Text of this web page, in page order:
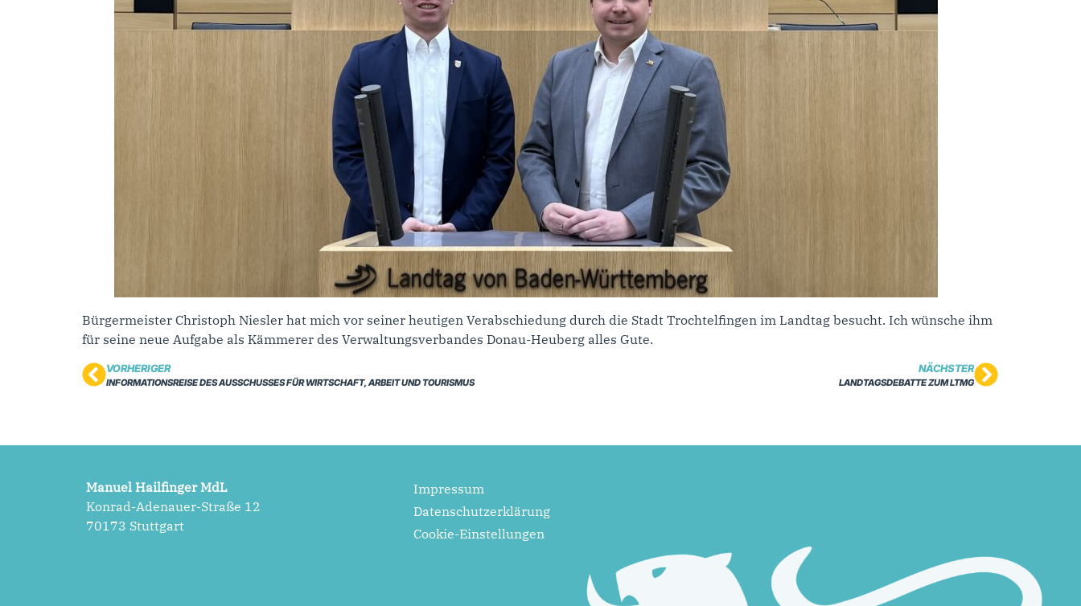
Bürgermeister Christoph Niesler hat mich vor seiner heutigen Verabschiedung durch die Stadt Trochtelfingen im Landtag besucht. Ich wünsche ihm
für seine neue Aufgabe als Kämmerer des Verwaltungsverbandes Donau-Heuberg alles Gute.
VORHERIGER
INFORMATIONSREISE DES AUSSCHUSSES FÜR WIRTSCHAFT, ARBEIT UND TOURISMUS
NÄCHSTER
LANDTAGSDEBATTE ZUM LTMG
Manuel Hailfinger MdL
Konrad-Adenauer-Straße 12
70173 Stuttgart
Impressum
Datenschutzerklärung
Cookie-Einstellungen